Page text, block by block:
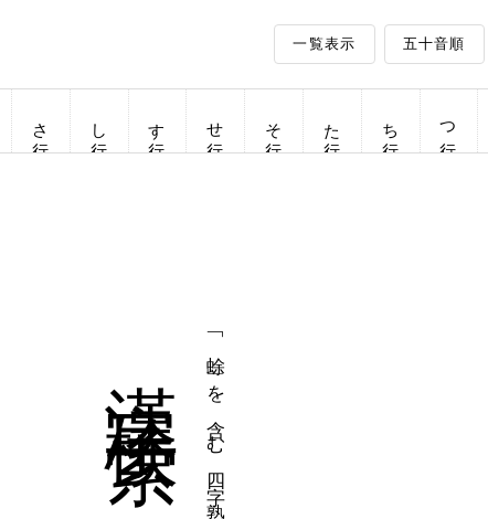
一覧表示 五十音順
さ行 し行 す行 せ行 そ行 た行 ち行 つ行
「蜍」を含む四字熟語